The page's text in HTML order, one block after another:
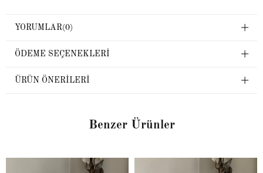
YORUMLAR(0)
ÖDEME SEÇENEKLERI
ÜRÜN ÖNERILERI
Benzer Ürünler